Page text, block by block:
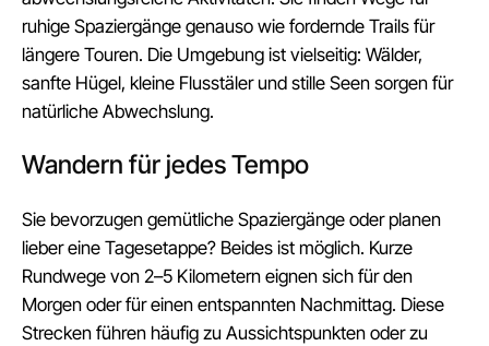
ruhige Spaziergänge genauso wie fordernde Trails für
längere Touren. Die Umgebung ist vielseitig: Wälder,
sanfte Hügel, kleine Flusstäler und stille Seen sorgen für
natürliche Abwechslung.
Wandern für jedes Tempo
Sie bevorzugen gemütliche Spaziergänge oder planen
lieber eine Tagesetappe? Beides ist möglich. Kurze
Rundwege von 2–5 Kilometern eignen sich für den
Morgen oder für einen entspannten Nachmittag. Diese
Strecken führen häufig zu Aussichtspunkten oder zu